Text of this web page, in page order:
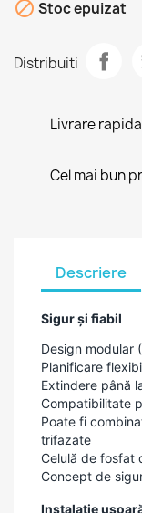
 Stoc epuizat
Distribuiti
Livrare
Cel mai bun
Descriere
Sigur și fiabil
Design modular
Planificare
Extindere până
Compatibilitate
Poate fi
trifazate
Celulă de fosfat
Concept de
Instalație